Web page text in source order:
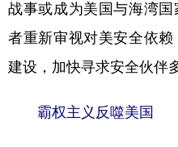
战事或成为美国与海湾
者重新审视对美安全依
建设，加快寻求安全伙伴
霸权主义反噬美国